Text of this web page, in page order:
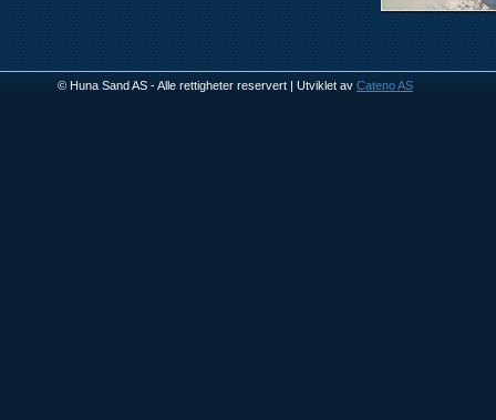
© Huna Sand AS - Alle rettigheter reservert | Utviklet av Cateno AS